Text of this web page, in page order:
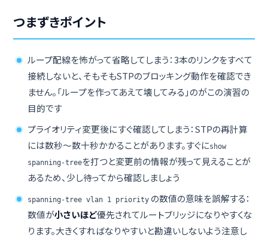
つまずきポイント
ループ配線を怖がって省略してしまう：3本のリンクをすべて
接続しないと、そもそもSTPのブロッキング動作を確認でき
ません。「ループを作ってあえて壊してみる」のがこの演習の
目的です
プライオリティ変更後にすぐ確認してしまう：STPの再計算
には数秒〜数十秒かかることがあります。すぐにshow
spanning-treeを打つと変更前の情報が残って見えることが
あるため、少し待ってから確認しましょう
spanning-tree vlan 1 priority の数値の意味を誤解する：
数値が小さいほど優先されてルートブリッジになりやすくな
ります。大きくすればなりやすいと勘違いしないよう注意し